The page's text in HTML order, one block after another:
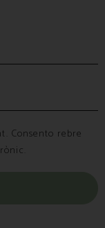
Consento rebre